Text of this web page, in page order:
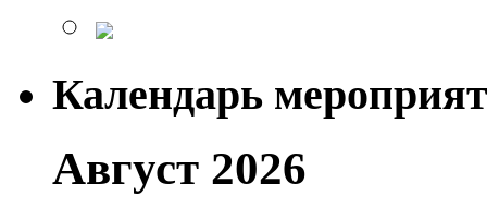
Календарь
Август 2026